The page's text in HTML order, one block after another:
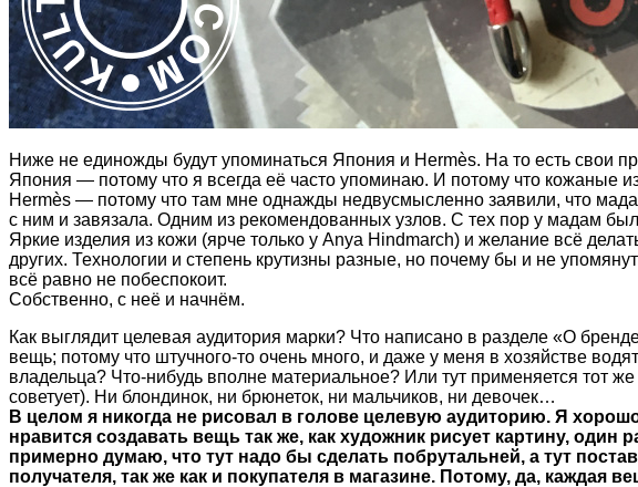
Ниже не единожды будут упоминаться Япония и Hermès. На то есть свои
Япония — потому что я всегда её часто упоминаю. И потому что кожаные
Hermès — потому что там мне однажды недвусмысленно заявили, что
с ним и завязала. Одним из рекомендованных узлов. С тех пор у мадам
Яркие изделия из кожи (ярче только у Anya Hindmarch) и желание всё
других. Технологии и степень крутизны разные, но почему бы и не
всё равно не побеспокоит.
Собственно, с неё и начнём.
Как выглядит целевая аудитория марки? Что написано в разделе «О
вещь; потому что штучного-то очень много, и даже у меня в хозяйстве
владельца? Что-нибудь вполне материальное? Или тут применяется тот
советует). Ни блондинок, ни брюнеток, ни мальчиков, ни девочек…
В целом я никогда не рисовал в голове целевую аудиторию. Я
нравится создавать вещь так же, как художник рисует картину,
примерно думаю, что тут надо бы сделать побрутальней, а тут
получателя, так же как и покупателя в магазине. Потому, да, каждая